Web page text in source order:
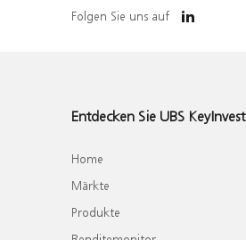
Folgen Sie uns auf
Entdecken Sie UBS KeyInvest
Home
Märkte
Produkte